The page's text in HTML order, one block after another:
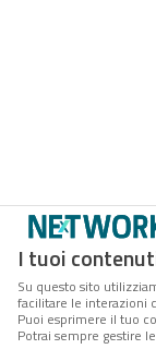
I tuoi
Su questo sito
facilitare le interazioni
Puoi esprimere il tuo
Potrai sempre gestire